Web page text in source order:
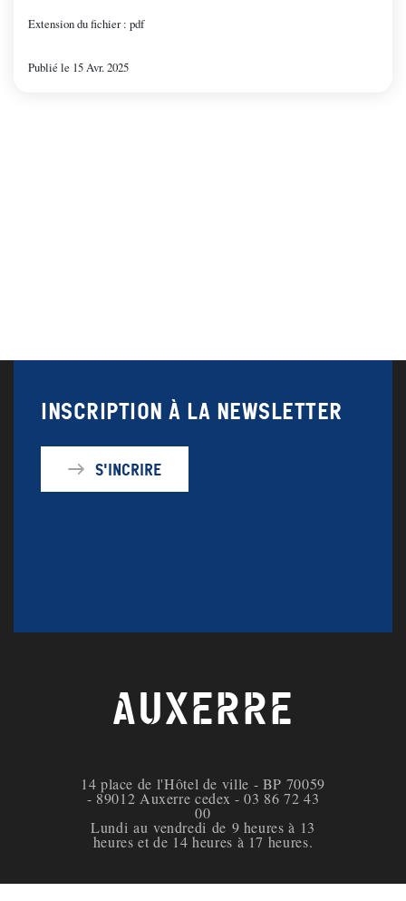
Extension du fichier : pdf
Publié le 15 Avr. 2025
Inscription à la newsletter
S'incrire
AUXERRE
14 place de l'Hôtel de ville - BP 70059
- 89012 Auxerre cedex - 03 86 72 43
00
Lundi au vendredi de 9 heures à 13
heures et de 14 heures à 17 heures.